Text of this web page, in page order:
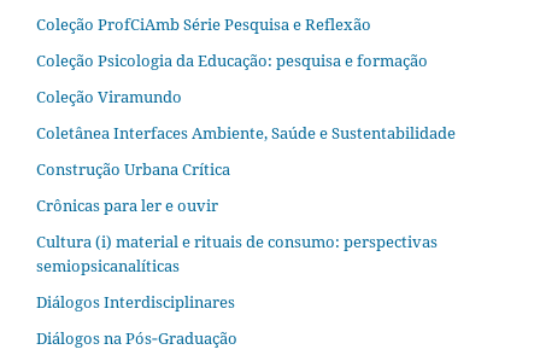
Coleção ProfCiAmb Série Pesquisa e Reflexão
Coleção Psicologia da Educação: pesquisa e formação
Coleção Viramundo
Coletânea Interfaces Ambiente, Saúde e Sustentabilidade
Construção Urbana Crítica
Crônicas para ler e ouvir
Cultura (i) material e rituais de consumo: perspectivas
semiopsicanalíticas
Diálogos Interdisciplinares
Diálogos na Pós‐Graduação